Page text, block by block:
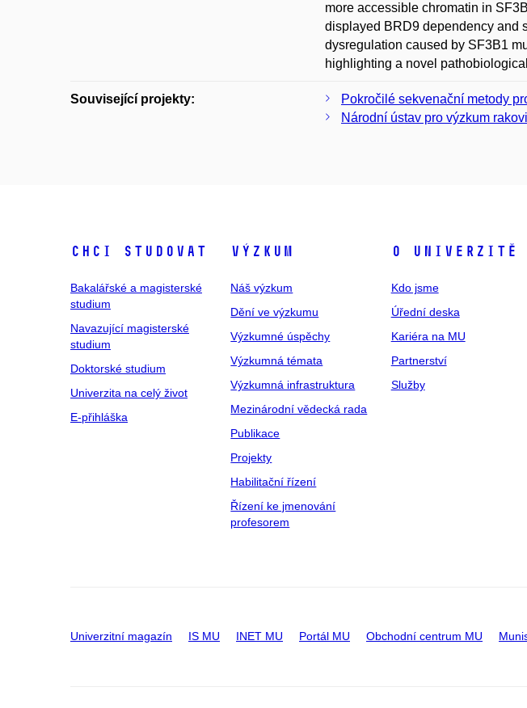
more accessible chromatin in
displayed BRD9 dependency and
dysregulation caused by SF3B1
highlighting a novel
Související projekty:
Pokročilé sekvenační metody
Národní ústav pro výzkum
Chci studovat
Bakalářské a magisterské
studium
Navazující magisterské
studium
Doktorské studium
Univerzita na celý život
E-přihláška
Výzkum
Náš výzkum
Dění ve výzkumu
Výzkumné úspěchy
Výzkumná témata
Výzkumná infrastruktura
Mezinárodní vědecká rada
Publikace
Projekty
Habilitační řízení
Řízení ke jmenování
profesorem
O univerzitě
Kdo jsme
Úřední deska
Kariéra na MU
Partnerství
Služby
Univerzitní magazín IS MU INET MU Portál MU Obchodní centrum MU